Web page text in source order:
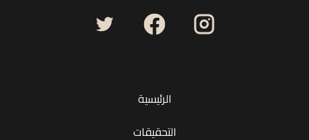
الرئيسية
التحقيقات